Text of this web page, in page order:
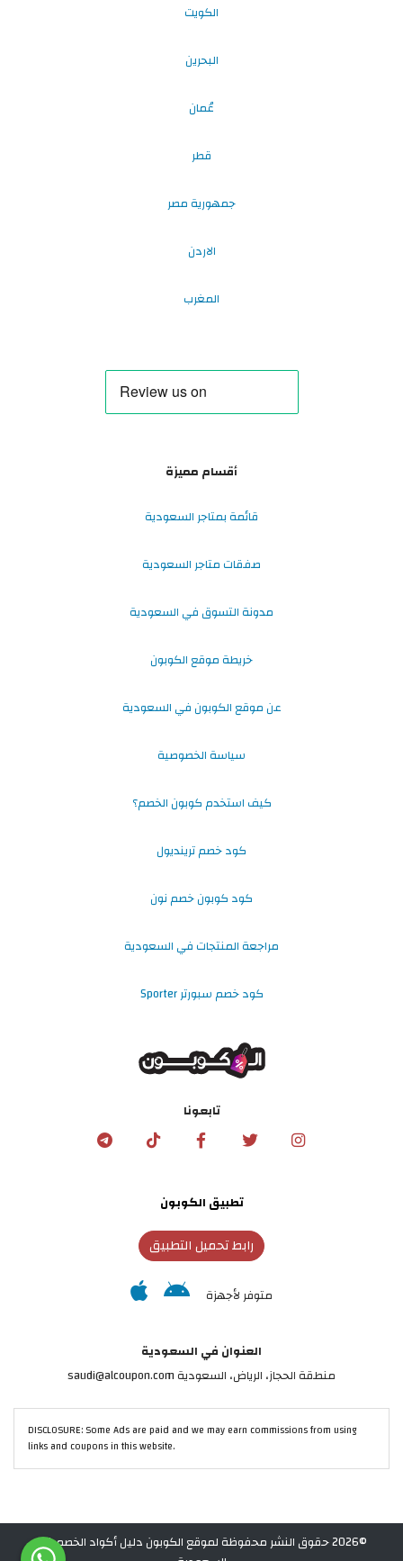
الكويت
البحرين
عُمان
قطر
جمهورية مصر
الاردن
المغرب
أقسام مميزة
قائمة بمتاجر السعودية
صفقات متاجر السعودية
مدونة التسوق في السعودية
خريطة موقع الكوبون
عن موقع الكوبون في السعودية
سياسة الخصوصية
كيف استخدم كوبون الخصم؟
كود خصم ترينديول
كود كوبون خصم نون
مراجعة المنتجات في السعودية
كود خصم سبورتر Sporter
تابعونا
تطبيق الكوبون
رابط تحميل التطبيق
متوفر لأجهزة
العنوان في السعودية
منطقة الحجاز، الرياض، السعودية saudi@alcoupon.com
DISCLOSURE: Some Ads are paid and we may earn commissions from using
links and coupons in this website.
©2026 حقوق النشر محفوظة لموقع الكوبون دليل أكواد الخصم في